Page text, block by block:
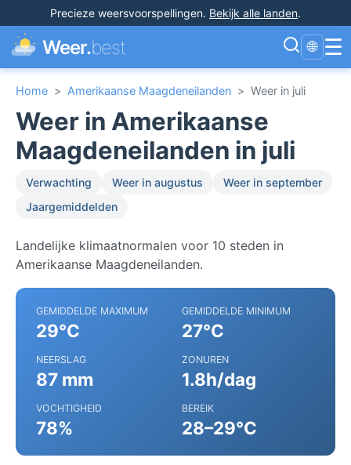
Precieze weersvoorspellingen. Bekijk alle landen.
Weer.best 🌐 ☰
Home > Amerikaanse Maagdeneilanden > Weer in juli
Weer in Amerikaanse
Maagdeneilanden in juli
Verwachting Weer in augustus
Weer in september
Jaargemiddelden
Landelijke klimaatnormalen voor 10 steden in
Amerikaanse Maagdeneilanden.
GEMIDDELDE MAXIMUM
29°C
GEMIDDELDE MINIMUM
27°C
NEERSLAG
87 mm
ZONUREN
1.8h/dag
VOCHTIGHEID
78%
BEREIK
28–29°C